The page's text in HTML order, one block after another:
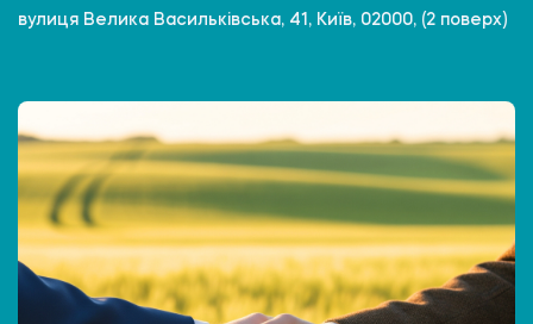
вулиця Велика Васильківська, 41, Київ, 02000, (2 поверх)